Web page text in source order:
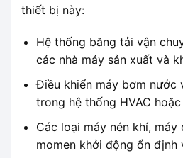
thiết bị này:
Hệ thống băng tải vận
các nhà máy sản xuất và
Điều khiển máy bơm nước
trong hệ thống HVAC
Các loại máy nén khí, máy
momen khởi động ổn định